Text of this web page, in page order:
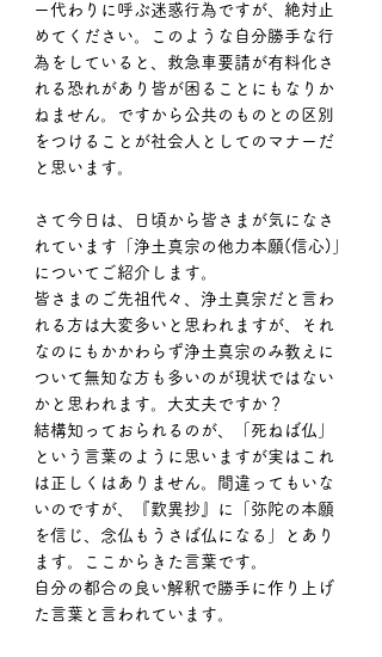
ー代わりに呼ぶ迷惑行為ですが、絶対止
めてください。このような自分勝手な行
為をしていると、救急車要請が有料化さ
れる恐れがあり皆が困ることにもなりか
ねません。ですから公共のものとの区別
をつけることが社会人としてのマナーだ
と思います。
さて今日は、日頃から皆さまが気になさ
れています「浄土真宗の他力本願(信心)」
についてご紹介します。
皆さまのご先祖代々、浄土真宗だと言わ
れる方は大変多いと思われますが、それ
なのにもかかわらず浄土真宗のみ教えに
ついて無知な方も多いのが現状ではない
かと思われます。大丈夫ですか？
結構知っておられるのが、「死ねば仏」
という言葉のように思いますが実はこれ
は正しくはありません。間違ってもいな
いのですが、『歎異抄』に「弥陀の本願
を信じ、念仏もうさば仏になる」とあり
ます。ここからきた言葉です。
自分の都合の良い解釈で勝手に作り上げ
た言葉と言われています。